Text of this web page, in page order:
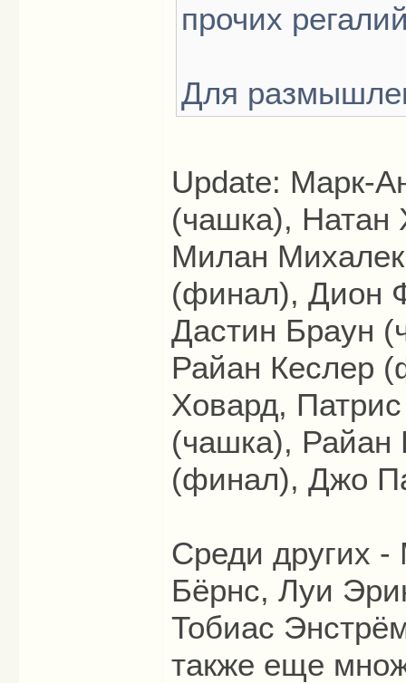
прочих
Для
Update: Марк-
(чашка), Натан
Милан
(финал), Дион
Дастин Браун
Райан Кеслер
Ховард,
(чашка), Райан
(финал), Джо
Среди других
Бёрнс, Луи
Тобиас
также еще